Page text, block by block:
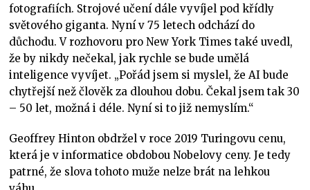
fotografiích. Strojové učení dále vyvíjel pod křídly
světového giganta. Nyní v 75 letech odchází do
důchodu. V rozhovoru pro New York Times také uvedl,
že by nikdy nečekal, jak rychle se bude umělá
inteligence vyvíjet. „Pořád jsem si myslel, že AI bude
chytřejší než člověk za dlouhou dobu. Čekal jsem tak 30
– 50 let, možná i déle. Nyní si to již nemyslím.“
Geoffrey Hinton obdržel v roce 2019 Turingovu cenu,
která je v informatice obdobou Nobelovy ceny. Je tedy
patrné, že slova tohoto muže nelze brát na lehkou